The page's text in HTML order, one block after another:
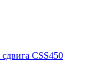
CSS450